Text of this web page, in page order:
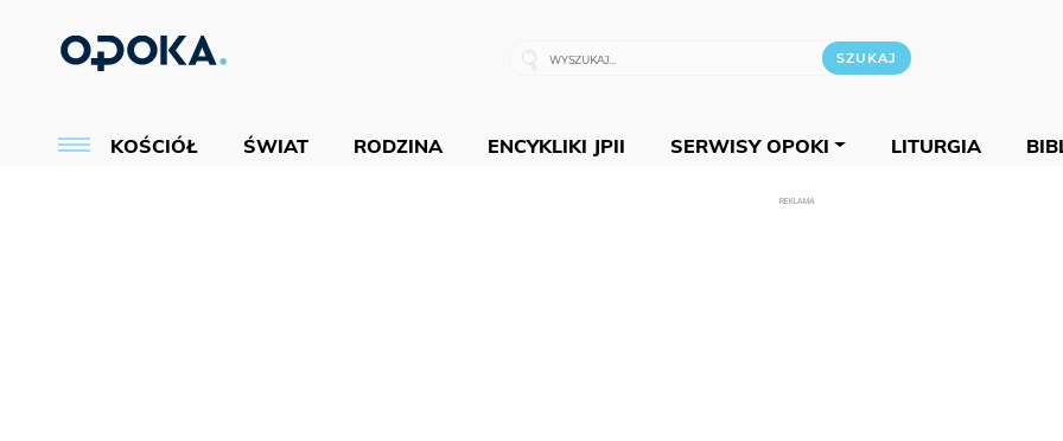
KOŚCIÓŁ ŚWIAT RODZINA ENCYKLIKI JPII SERWISY OPOKI LITURGIA
REKLAMA